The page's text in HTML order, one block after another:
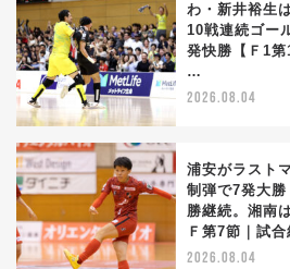
わ・新井裕生
10戦連続ゴー
発快勝【Ｆ1
…
2026.08.04
浦安がラスト
制弾で7発大
勝継続。湘南
Ｆ第7節｜試合
2026.08.04